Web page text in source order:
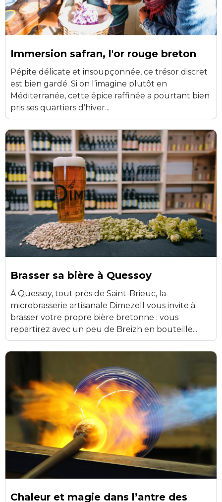
Immersion safran, l'or rouge breton
Pépite délicate et insoupçonnée, ce trésor discret
est bien gardé. Si on l’imagine plutôt en
Méditerranée, cette épice raffinée a pourtant bien
pris ses quartiers d’hiver...
Brasser sa bière à Quessoy
À Quessoy, tout près de Saint-Brieuc, la
microbrasserie artisanale Dimezell vous invite à
brasser votre propre bière bretonne : vous
repartirez avec un peu de Breizh en bouteille...
Chaleur et magie dans l’antre des